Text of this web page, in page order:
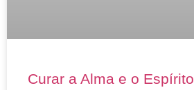
Curar a Alma e o Espírito